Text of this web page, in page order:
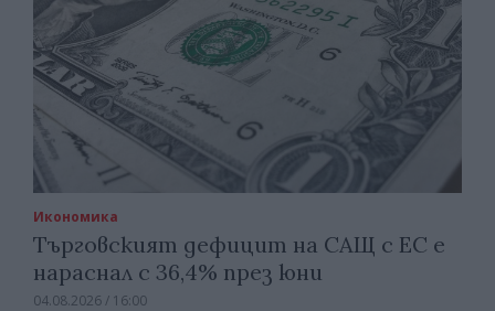
Икономика
Търговският дефицит на САЩ с ЕС е
нараснал с 36,4% през юни
04.08.2026 / 16:00